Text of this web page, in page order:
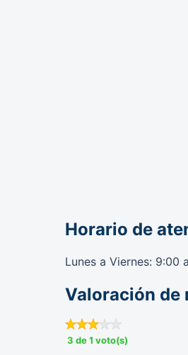
Horario de
Lunes a Viernes: 9:00
Valoración de
3 de 1 voto(s)